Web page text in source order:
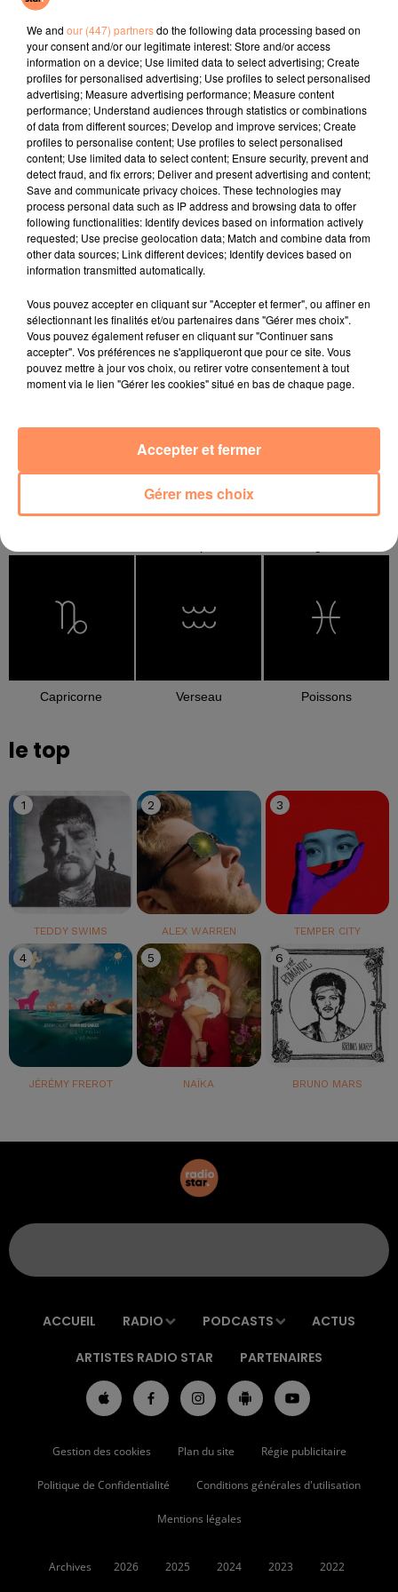
We Pray (tini Remix)
l'horoscope
Bélier Taureau Gémeaux
Vierge
Capricorne Verseau Poissons
le top
1
TEDDY SWIMS
2
ALEX WARREN
3
TEMPER CITY
4
JÉRÉMY FREROT
5
NAÏKA
6
BRUNO MARS
ACCUEIL RADIO PODCASTS ACTUS
ARTISTES RADIO STAR PARTENAIRES
Gestion des cookies Plan du site Régie publicitaire
Politique de Confidentialité Conditions générales d'utilisation
Mentions légales
Archives 2026 2025 2024 2023 2022
We and our (447) partnersdo the following data processing based on
your consent and/or our legitimate interest: Store and/or access
information on a device; Use limited data to select advertising; Create
profiles for personalised advertising; Use profiles to select personalised
advertising; Measure advertising performance; Measure content
performance; Understand audiences through statistics or combinations
of data from different sources; Develop and improve services; Create
profiles to personalise content; Use profiles to select personalised
content; Use limited data to select content; Ensure security, prevent and
detect fraud, and fix errors; Deliver and present advertising and content;
Save and communicate privacy choices. These technologies may
process personal data such as IP address and browsing data to offer
following functionalities: Identify devices based on information actively
requested; Use precise geolocation data; Match and combine data from
other data sources; Link different devices; Identify devices based on
information transmitted automatically.
Vous pouvez accepter en cliquant sur "Accepter et fermer", ou affiner en
sélectionnant les finalités et/ou partenaires dans "Gérer mes choix".
Vous pouvez également refuser en cliquant sur "Continuer sans
accepter". Vos préférences ne s'appliqueront que pour ce site. Vous
pouvez mettre à jour vos choix, ou retirer votre consentement à tout
moment via le lien "Gérer les cookies" situé en bas de chaque page.
Gérer mes choix
Accepter et fermer